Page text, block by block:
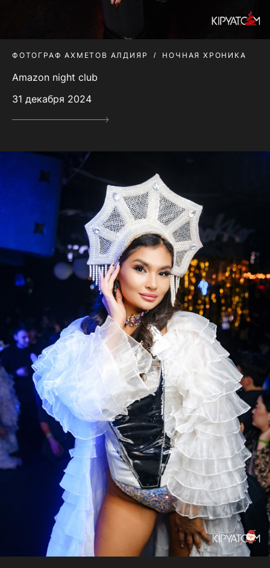
ФОТОГРАФ АХМЕТОВ АЛДИЯР НОЧНАЯ ХРОНИКА
Amazon night club
31 декабря 2024